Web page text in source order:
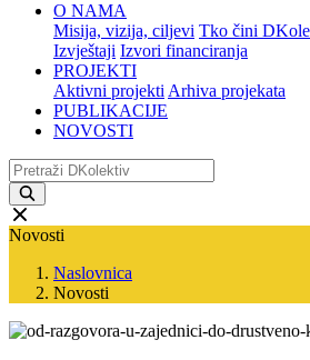
O NAMA
Misija, vizija, ciljevi Tko čini
Izvještaji Izvori financiranja
PROJEKTI
Aktivni projekti Arhiva projekata
PUBLIKACIJE
NOVOSTI
Novosti
Naslovnica
Novosti